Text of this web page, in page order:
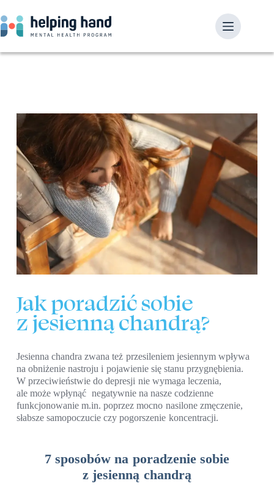
Jak poradzić sobie
z jesienną chandrą?
Jesienna chandra zwana też przesileniem jesiennym wpływa
na obniżenie nastroju i pojawienie się stanu przygnębienia.
W przeciwieństwie do depresji nie wymaga leczenia,
ale może wpłynąć negatywnie na nasze codzienne
funkcjonowanie m.in. poprzez mocno nasilone zmęczenie,
słabsze samopoczucie czy pogorszenie koncentracji.
7 sposobów na poradzenie sobie
z jesienną chandrą